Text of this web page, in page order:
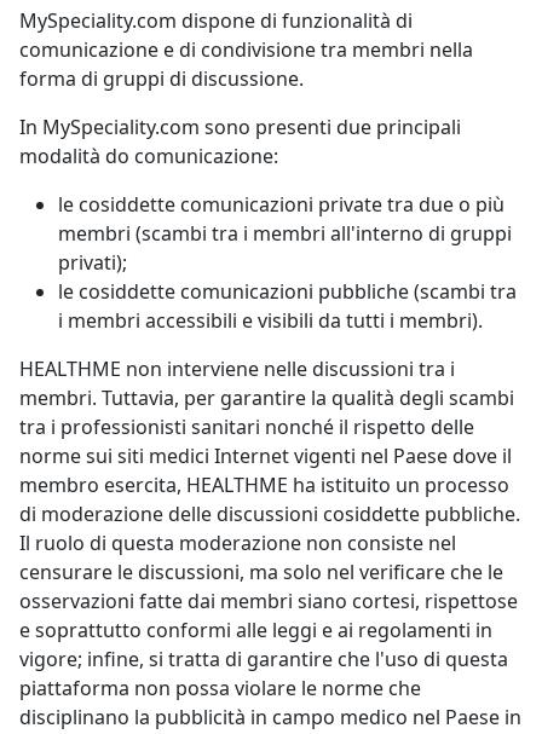
MySpeciality.com dispone di funzionalità di
comunicazione e di condivisione tra membri nella
forma di gruppi di discussione.
In MySpeciality.com sono presenti due principali
modalità do comunicazione:
le cosiddette comunicazioni private tra due o più
membri (scambi tra i membri all'interno di gruppi
privati);
le cosiddette comunicazioni pubbliche (scambi tra
i membri accessibili e visibili da tutti i membri).
HEALTHME non interviene nelle discussioni tra i
membri. Tuttavia, per garantire la qualità degli scambi
tra i professionisti sanitari nonché il rispetto delle
norme sui siti medici Internet vigenti nel Paese dove il
membro esercita, HEALTHME ha istituito un processo
di moderazione delle discussioni cosiddette pubbliche.
Il ruolo di questa moderazione non consiste nel
censurare le discussioni, ma solo nel verificare che le
osservazioni fatte dai membri siano cortesi, rispettose
e soprattutto conformi alle leggi e ai regolamenti in
vigore; infine, si tratta di garantire che l'uso di questa
piattaforma non possa violare le norme che
disciplinano la pubblicità in campo medico nel Paese in